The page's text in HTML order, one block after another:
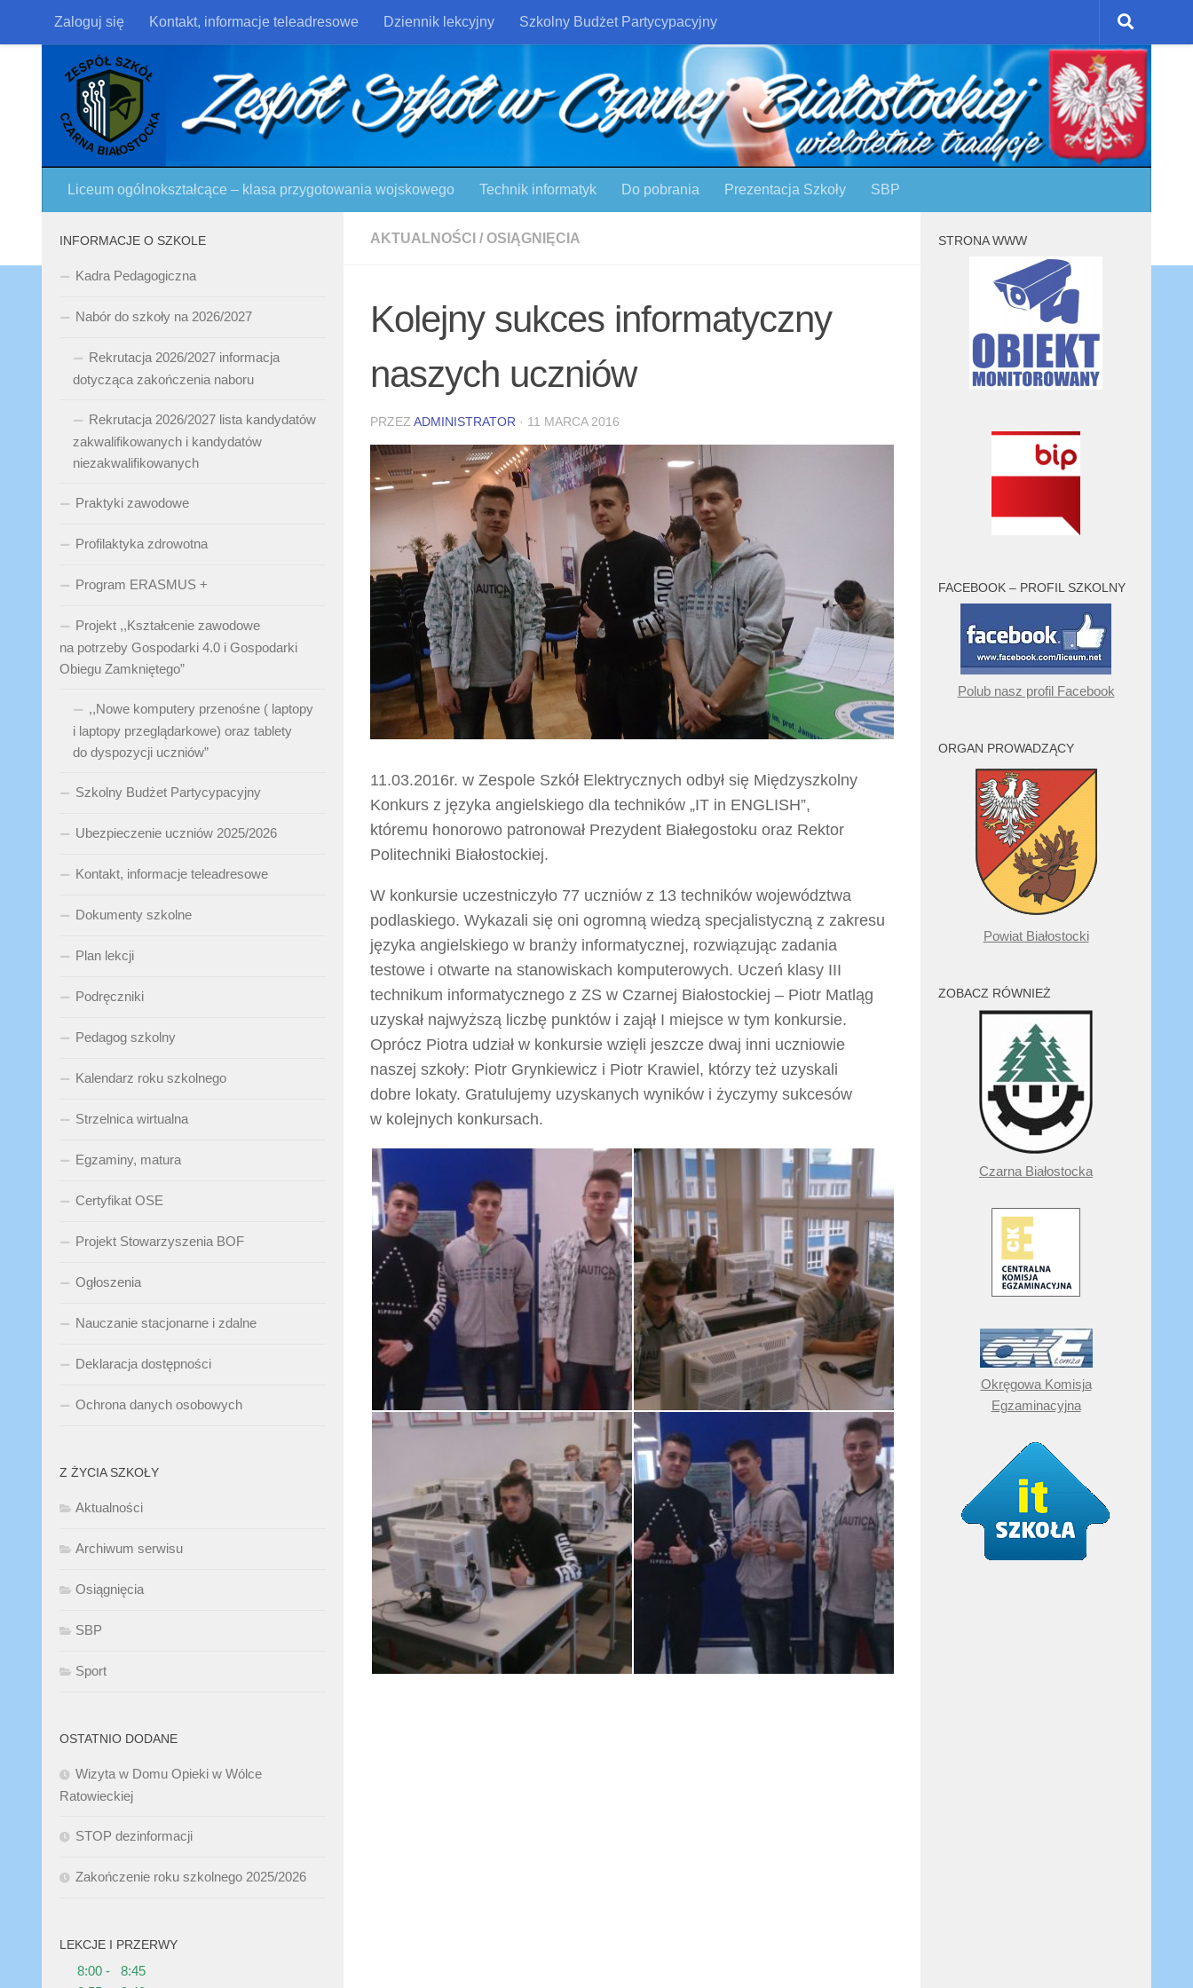
Skip to content
Zaloguj się Kontakt, informacje teleadresowe Dziennik lekcyjny Szkolny Budżet Partycypacyjny
Liceum ogólnokształcące – klasa przygotowania wojskowego Technik informatyk Do pobrania Prezentacja Szkoły SBP
AKTUALNOŚCI / OSIĄGNIĘCIA
Kolejny sukces informatyczny
naszych uczniów
PRZEZ ADMINISTRATOR · 11 MARCA 2016
11.03.2016r. w Zespole Szkół Elektrycznych odbył się Międzyszkolny
Konkurs z języka angielskiego dla techników „IT in ENGLISH”,
któremu honorowo patronował Prezydent Białegostoku oraz Rektor
Politechniki Białostockiej.
W konkursie uczestniczyło 77 uczniów z 13 techników województwa
podlaskiego. Wykazali się oni ogromną wiedzą specjalistyczną z zakresu
języka angielskiego w branży informatycznej, rozwiązując zadania
testowe i otwarte na stanowiskach komputerowych. Uczeń klasy III
technikum informatycznego z ZS w Czarnej Białostockiej – Piotr Matląg
uzyskał najwyższą liczbę punktów i zajął I miejsce w tym konkursie.
Oprócz Piotra udział w konkursie wzięli jeszcze dwaj inni uczniowie
naszej szkoły: Piotr Grynkiewicz i Piotr Krawiel, którzy też uzyskali
dobre lokaty. Gratulujemy uzyskanych wyników i życzymy sukcesów
w kolejnych konkursach.
INFORMACJE O SZKOLE
Kadra Pedagogiczna
Nabór do szkoły na 2026/2027
Rekrutacja 2026/2027 informacja
dotycząca zakończenia naboru
Rekrutacja 2026/2027 lista kandydatów
zakwalifikowanych i kandydatów
niezakwalifikowanych
Praktyki zawodowe
Profilaktyka zdrowotna
Program ERASMUS +
Projekt ,,Kształcenie zawodowe
na potrzeby Gospodarki 4.0 i Gospodarki
Obiegu Zamkniętego”
,,Nowe komputery przenośne ( laptopy
i laptopy przeglądarkowe) oraz tablety
do dyspozycji uczniów”
Szkolny Budżet Partycypacyjny
Ubezpieczenie uczniów 2025/2026
Kontakt, informacje teleadresowe
Dokumenty szkolne
Plan lekcji
Podręczniki
Pedagog szkolny
Kalendarz roku szkolnego
Strzelnica wirtualna
Egzaminy, matura
Certyfikat OSE
Projekt Stowarzyszenia BOF
Ogłoszenia
Nauczanie stacjonarne i zdalne
Deklaracja dostępności
Ochrona danych osobowych
Z ŻYCIA SZKOŁY
Aktualności
Archiwum serwisu
Osiągnięcia
SBP
Sport
OSTATNIO DODANE
Wizyta w Domu Opieki w Wólce
Ratowieckiej
STOP dezinformacji
Zakończenie roku szkolnego 2025/2026
LEKCJE I PRZERWY
8:00 - 8:45
STRONA WWW
FACEBOOK – PROFIL SZKOLNY
Polub nasz profil Facebook
ORGAN PROWADZĄCY
Powiat Białostocki
ZOBACZ RÓWNIEŻ
Czarna Białostocka
Okręgowa Komisja
Egzaminacyjna